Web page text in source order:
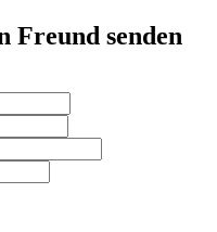
Freund senden